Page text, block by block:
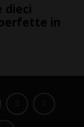
dieci
in